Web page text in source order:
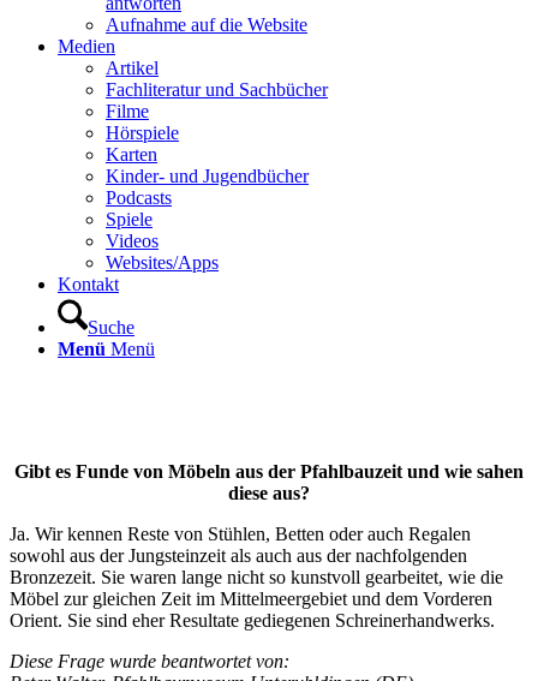
Aufnahme auf die Website
Medien
Artikel
Fachliteratur und Sachbücher
Filme
Hörspiele
Karten
Kinder- und Jugendbücher
Podcasts
Spiele
Videos
Websites/Apps
Kontakt
Suche
Menü Menü
Gibt es Funde von Möbeln aus der Pfahlbauzeit und wie sahen
diese aus?
Ja. Wir kennen Reste von Stühlen, Betten oder auch Regalen
sowohl aus der Jungsteinzeit als auch aus der nachfolgenden
Bronzezeit. Sie waren lange nicht so kunstvoll gearbeitet, wie die
Möbel zur gleichen Zeit im Mittelmeergebiet und dem Vorderen
Orient. Sie sind eher Resultate gediegenen Schreinerhandwerks.
Diese Frage wurde beantwortet von: